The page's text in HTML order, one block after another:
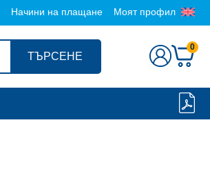
Начини на плащане Моят профил
ТЪРСЕНЕ
0